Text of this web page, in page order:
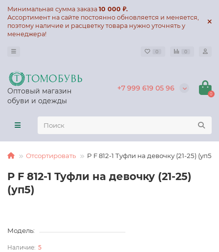
Минимальная сумма заказа 10 000 ₽.
Ассортимент на сайте постоянно обновляется и меняется,
поэтому наличие и расцветку товара нужно уточнять у
менеджера!
0 0
Оптовый магазин
обуви и одежды
+7 999 619 05 96
0
Отсортировать P F 812-1 Туфли на девочку (21-25) (уп5)
P F 812-1 Туфли на девочку (21-25)
(уп5)
Модель:
5